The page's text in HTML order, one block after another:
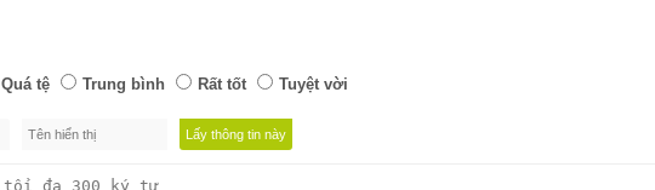
Quá tệ Trung bình Rất tốt Tuyệt vời